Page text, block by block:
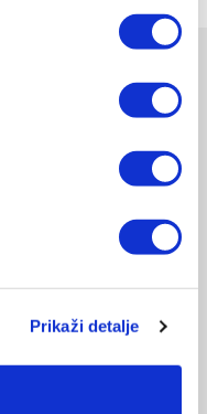
Prikaži detalje
objavljena.